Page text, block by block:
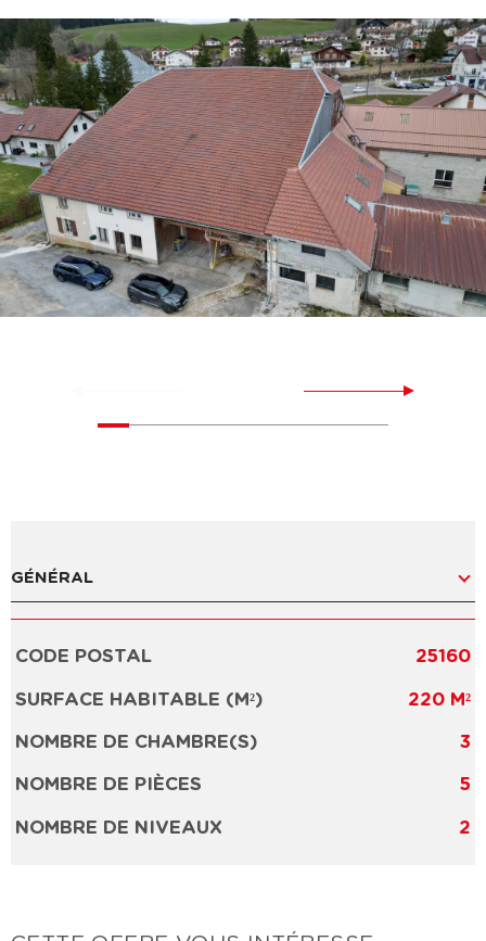
GÉNÉRAL
Caractérisque Valeurs
CODE POSTAL 25160
SURFACE HABITABLE (M²) 220 M²
NOMBRE DE CHAMBRE(S) 3
NOMBRE DE PIÈCES 5
NOMBRE DE NIVEAUX 2